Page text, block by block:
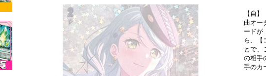
【自
曲オー
ードが
ら、【
とで、
の相手
手のカ